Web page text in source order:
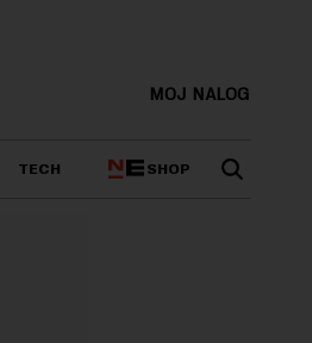
MOJ NALOG
TECH SHOP